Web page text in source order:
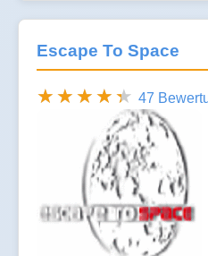
Escape To Space
47